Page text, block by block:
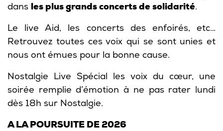
dans les plus grands concerts de solidarité.
Le live Aid, les concerts des enfoirés, etc…
Retrouvez toutes ces voix qui se sont unies et
nous ont émues pour la bonne cause.
Nostalgie Live Spécial les voix du cœur, une
soirée remplie d’émotion à ne pas rater lundi
dès 18h sur Nostalgie.
A LA POURSUITE DE 2026